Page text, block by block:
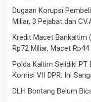
Dugaan Korupsi
Miliar, 3 Pejabat dan
Kredit Macet Bankaltim
Rp72 Miliar, Macet
Polda Kaltim Selidiki PT
Komisi VII DPR: Ini
DLH Bontang Belum